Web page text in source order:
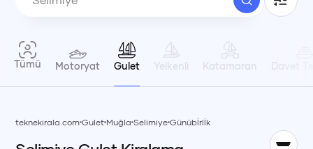
Dil Seçimi
TR
Tümü Motoryat Gulet Yelkenli Katamaran
teknekirala.com Gulet Muğla Selimiye Günübİrlİk